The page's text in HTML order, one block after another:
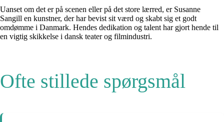
Uanset om det er på scenen eller på det store lærred, er Susanne
Sangill en kunstner, der har bevist sit værd og skabt sig et godt
omdømme i Danmark. Hendes dedikation og talent har gjort hende til
en vigtig skikkelse i dansk teater og filmindustri.
Ofte stillede spørgsmål